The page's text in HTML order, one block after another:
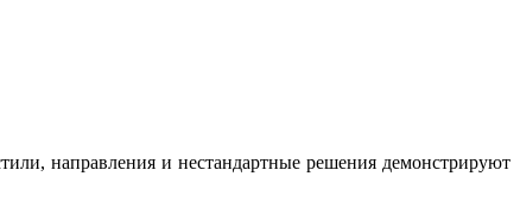
направления и нестандартные решения демонстрируют